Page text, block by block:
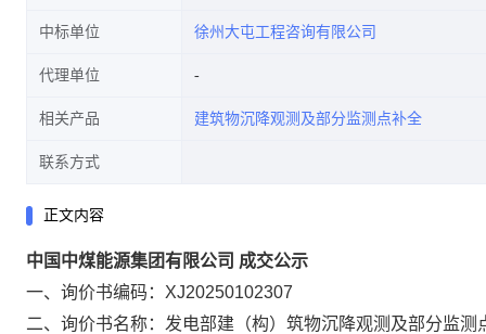
中标单位 徐州大屯工程咨询有限公司
代理单位
相关产品 建筑物沉降观测及部分监测点补全
联系方式
正文内容
中国中煤能源集团有限公司 成交公示
一、询价书编码：XJ20250102307
二、询价书名称：发电部建（构）筑物沉降观测及部分监测